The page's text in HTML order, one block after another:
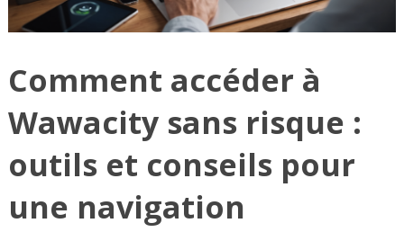
Comment accéder à
Wawacity sans risque :
outils et conseils pour
une navigation